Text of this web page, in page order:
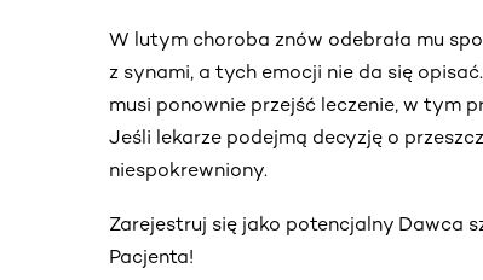
W lutym choroba znów odebrała mu
z synami, a tych emocji nie da się
musi ponownie przejść leczenie, w tym
Jeśli lekarze podejmą decyzję o
niespokrewniony.
Zarejestruj się jako potencjalny Dawca
Pacjenta!